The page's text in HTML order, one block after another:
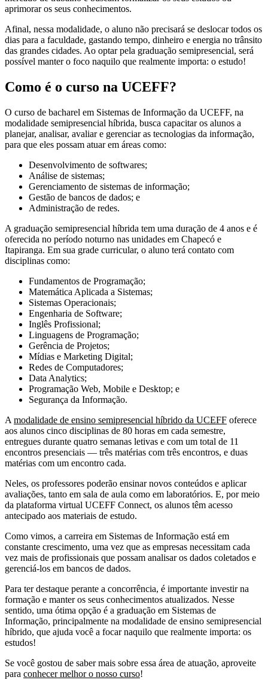
aprimorar os seus conhecimentos.
Afinal, nessa modalidade, o aluno não precisará se deslocar todos os
dias para a faculdade, gastando tempo, dinheiro e energia no trânsito
das grandes cidades. Ao optar pela graduação semipresencial, será
possível manter o foco naquilo que realmente importa: o estudo!
Como é o curso na UCEFF?
O curso de bacharel em Sistemas de Informação da UCEFF, na
modalidade semipresencial híbrida, busca capacitar os alunos a
planejar, analisar, avaliar e gerenciar as tecnologias da informação,
para que eles possam atuar em áreas como:
Desenvolvimento de softwares;
Análise de sistemas;
Gerenciamento de sistemas de informação;
Gestão de bancos de dados; e
Administração de redes.
A graduação semipresencial híbrida tem uma duração de 4 anos e é
oferecida no período noturno nas unidades em Chapecó e
Itapiranga. Em sua grade curricular, o aluno terá contato com
disciplinas como:
Fundamentos de Programação;
Matemática Aplicada a Sistemas;
Sistemas Operacionais;
Engenharia de Software;
Inglês Profissional;
Linguagens de Programação;
Gerência de Projetos;
Mídias e Marketing Digital;
Redes de Computadores;
Data Analytics;
Programação Web, Mobile e Desktop; e
Segurança da Informação.
A modalidade de ensino semipresencial híbrido da UCEFF oferece
aos alunos cinco disciplinas de 80 horas em cada semestre,
entregues durante quatro semanas letivas e com um total de 11
encontros presenciais — três matérias com três encontros, e duas
matérias com um encontro cada.
Neles, os professores poderão ensinar novos conteúdos e aplicar
avaliações, tanto em sala de aula como em laboratórios. E, por meio
da plataforma virtual UCEFF Connect, os alunos têm acesso
antecipado aos materiais de estudo.
Como vimos, a carreira em Sistemas de Informação está em
constante crescimento, uma vez que as empresas necessitam cada
vez mais de profissionais que possam analisar os dados coletados e
gerenciá-los em bancos de dados.
Para ter destaque perante a concorrência, é importante investir na
formação e manter os seus conhecimentos atualizados. Nesse
sentido, uma ótima opção é a graduação em Sistemas de
Informação, principalmente na modalidade de ensino semipresencial
híbrido, que ajuda você a focar naquilo que realmente importa: os
estudos!
Se você gostou de saber mais sobre essa área de atuação, aproveite
para conhecer melhor o nosso curso!